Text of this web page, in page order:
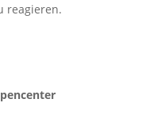
reagieren.